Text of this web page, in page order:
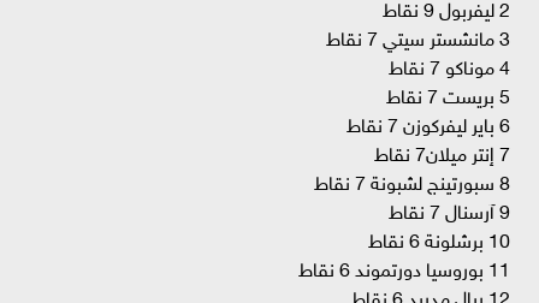
2 ليفربول 9 نقاط
3 مانشستر سيتي 7 نقاط
4 موناكو 7 نقاط
5 بريست 7 نقاط
6 باير ليفركوزن 7 نقاط
7 إنتر ميلان7 نقاط
8 سبورتينج لشبونة 7 نقاط
9 آرسنال 7 نقاط
10 برشلونة 6 نقاط
11 بوروسيا دورتموند 6 نقاط
12 ريال مدريد 6 نقاط